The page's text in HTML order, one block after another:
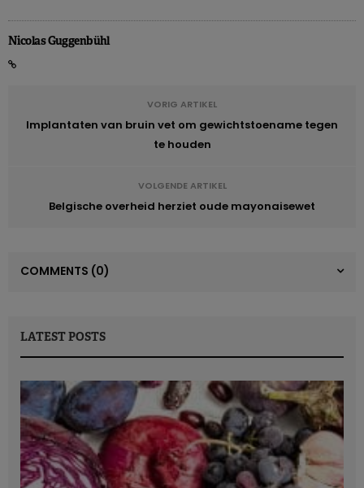
Nicolas Guggenbühl
VORIG ARTIKEL
Implantaten van bruin vet om gewichtstoename tegen
te houden
VOLGENDE ARTIKEL
Belgische overheid herziet oude mayonaisewet
COMMENTS (0)
LATEST POSTS